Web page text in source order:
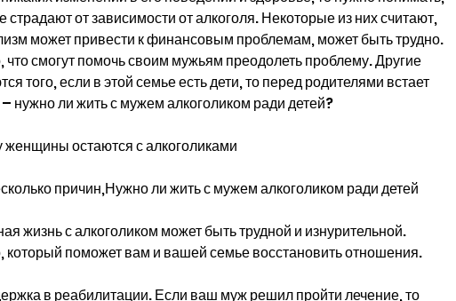
страдают от зависимости от алкоголя. Некоторые из них считают,
может привести к финансовым проблемам, может быть трудно.
что смогут помочь своим мужьям преодолеть проблему. Другие
того, если в этой семье есть дети, то перед родителями встает
нужно ли жить с мужем алкоголиком ради детей?
остаются с алкоголиками
причин,Нужно ли жить с мужем алкоголиком ради детей
жизнь с алкоголиком может быть трудной и изнурительной.
который поможет вам и вашей семье восстановить отношения.
в реабилитации. Если ваш муж решил пройти лечение, то